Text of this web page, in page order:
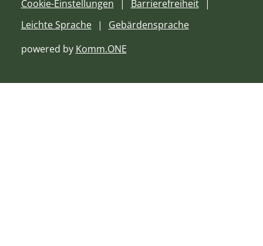
Cookie-Einstellungen
Barrierefreiheit
Leichte Sprache
Gebärdensprache
powered by Komm.ONE